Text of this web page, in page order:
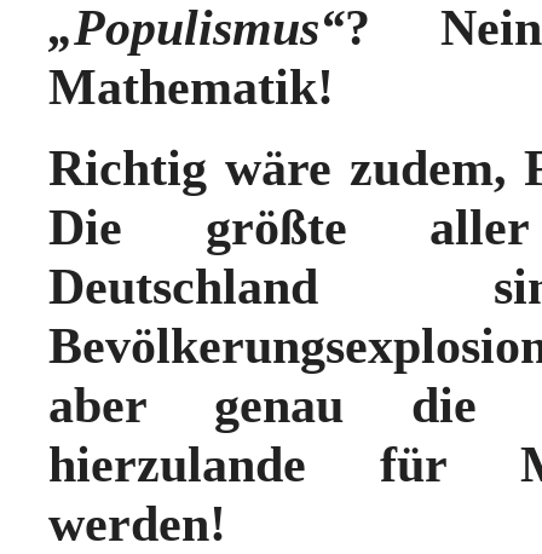
„Populismus“?
Mathematik!
Richtig wäre zudem,
Die größte aller
aber genau die
hierzulande für
werden!